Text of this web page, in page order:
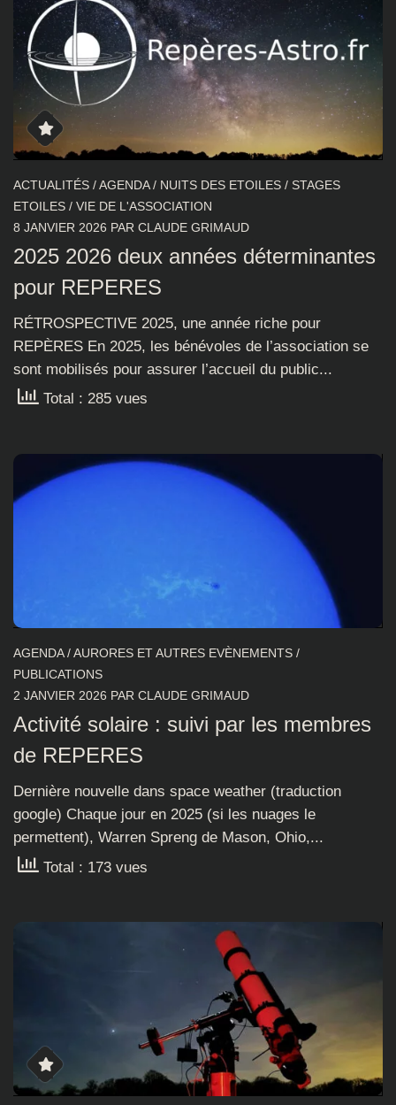
ACTUALITÉS /AGENDA/ NUITS DES ETOILES / STAGES
ETOILES / VIE DE L'ASSOCIATION
8 JANVIER 2026 PAR CLAUDE GRIMAUD
2025 2026 deux années déterminantes
pour REPERES
RÉTROSPECTIVE 2025, une année riche pour
REPÈRES En 2025, les bénévoles de l’association se
sont mobilisés pour assurer l’accueil du public...
Total : 285 vues
AGENDA/AURORES ET AUTRES EVÈNEMENTS /
PUBLICATIONS
2 JANVIER 2026 PAR CLAUDE GRIMAUD
Activité solaire : suivi par les membres
de REPERES
Dernière nouvelle dans space weather (traduction
google) Chaque jour en 2025 (si les nuages le
permettent), Warren Spreng de Mason, Ohio,...
Total : 173 vues